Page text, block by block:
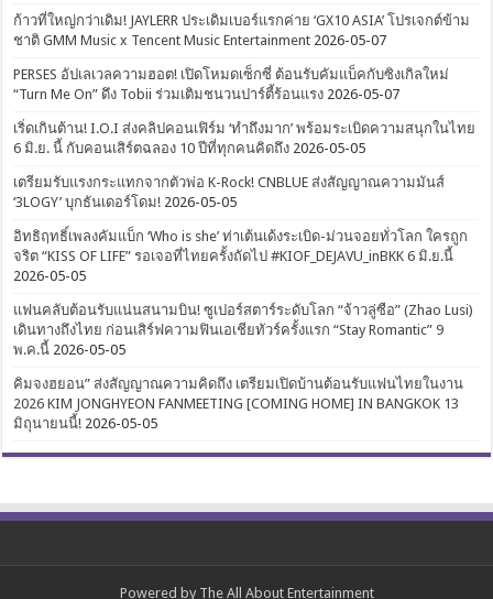
ก้าวที่ใหญ่กว่าเดิม! JAYLERR ประเดิมเบอร์แรกค่าย ‘GX10 ASIA’ โปรเจกต์ข้าม
ชาติ GMM Music x Tencent Music Entertainment 2026-05-07
PERSES อัปเลเวลความฮอต! เปิดโหมดเซ็กซี่ ต้อนรับคัมแบ็คกับซิงเกิลใหม่
“Turn Me On” ดึง Tobii ร่วมเติมชนวนปาร์ตี้ร้อนแรง 2026-05-07
เริ่ดเกินต้าน! I.O.I ส่งคลิปคอนเฟิร์ม ‘ทำถึงมาก’ พร้อมระเบิดความสนุกในไทย
6 มิ.ย. นี้ กับคอนเสิร์ตฉลอง 10 ปีที่ทุกคนคิดถึง 2026-05-05
เตรียมรับแรงกระแทกจากตัวพ่อ K-Rock! CNBLUE ส่งสัญญาณความมันส์
‘3LOGY’ บุกธันเดอร์โดม! 2026-05-05
อิทธิฤทธิ์เพลงคัมแบ็ก ‘Who is she’ ท่าเต้นเด้งระเบิด-ม่วนจอยทั่วโลก ใครถูก
จริต “KISS OF LIFE” รอเจอที่ไทยครั้งถัดไป #KIOF_DEJAVU_inBKK 6 มิ.ย.นี้
2026-05-05
แฟนคลับต้อนรับแน่นสนามบิน! ซูเปอร์สตาร์ระดับโลก “จ้าวลู่ซือ” (Zhao Lusi)
เดินทางถึงไทย ก่อนเสิร์ฟความฟินเอเชียทัวร์ครั้งแรก “Stay Romantic” 9
พ.ค.นี้ 2026-05-05
คิมจงฮยอน” ส่งสัญญาณความคิดถึง เตรียมเปิดบ้านต้อนรับแฟนไทยในงาน
2026 KIM JONGHYEON FANMEETING [COMING HOME] IN BANGKOK 13
มิถุนายนนี้! 2026-05-05
Powered by The All About Entertainment